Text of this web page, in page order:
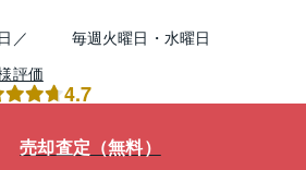
／
毎週火曜日・水曜日
評価
4.7
売却査定（無料）